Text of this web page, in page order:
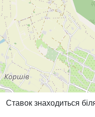
Ставок знаходиться